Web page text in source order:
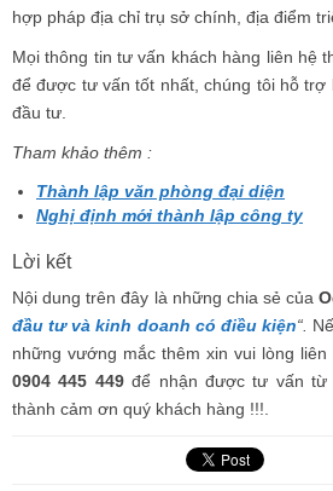
hợp pháp địa chỉ trụ sở chính, địa điểm
Mọi thông tin tư vấn khách hàng liên hệ
để được tư vấn tốt nhất, chúng tôi hỗ trợ
đầu tư.
Tham khảo thêm :
Thành lập văn phòng đại diện
Nghị định mới thành lập công ty
Lời kết
Nội dung trên đây là những chia sẻ của
đầu tư và kinh doanh có điều kiện“.
những vướng mắc thêm xin vui lòng liên
0904 445 449để nhận được tư vấn từ
thành cảm ơn quý khách hàng !!!.